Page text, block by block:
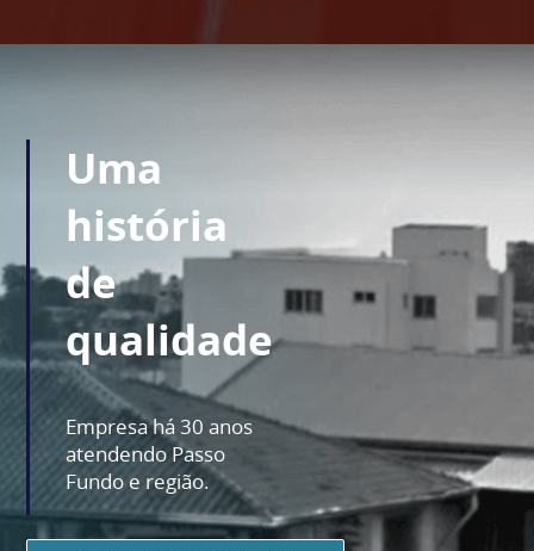
Uma
história
de
qualidade
Empresa há 30 anos
atendendo Passo
Fundo e região.